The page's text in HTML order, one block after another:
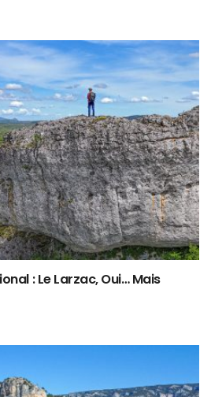
: Le Larzac, Oui… Mais